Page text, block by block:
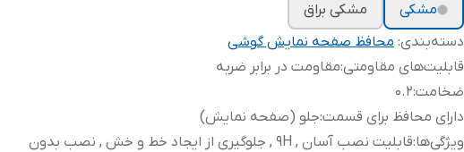
مشکی
مشکی براق
دسته‌بندی: محافظ صفحه نمایش گوشی
قابلیت‌های مقاومتی:مقاومت در برابر ضربه
ضخامت:
0.2
دارای محافظ برای قسمت:جلو (صفحه نمایش)
ویژگی‌ها:
قابلیت نصب آسان , 9H , جلوگیری از ایجاد خط و خش , نصب بدون